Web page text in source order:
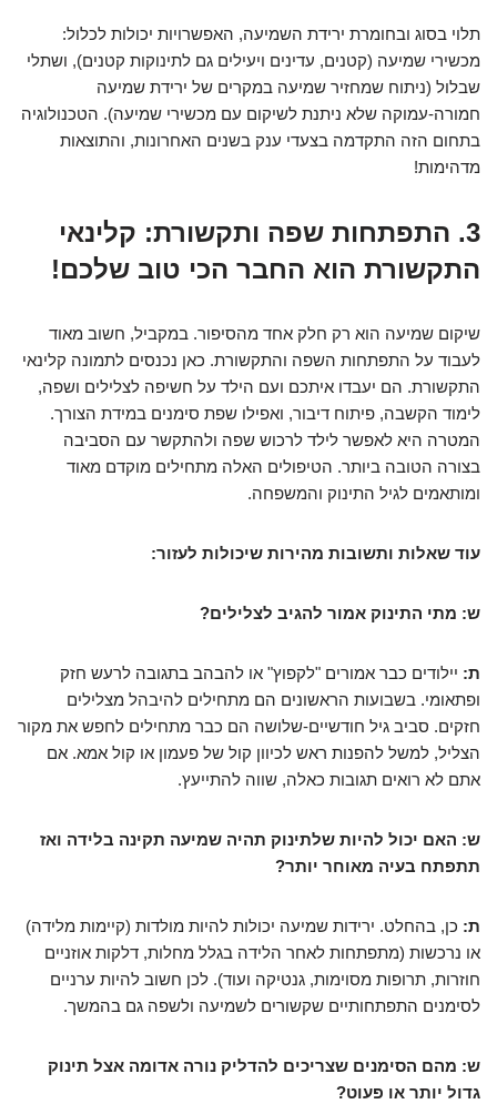
תלוי בסוג ובחומרת ירידת השמיעה, האפשרויות יכולות לכלול:
מכשירי שמיעה (קטנים, עדינים ויעילים גם לתינוקות קטנים), ושתלי
שבלול (ניתוח שמחזיר שמיעה במקרים של ירידת שמיעה
חמורה-עמוקה שלא ניתנת לשיקום עם מכשירי שמיעה). הטכנולוגיה
בתחום הזה התקדמה בצעדי ענק בשנים האחרונות, והתוצאות
מדהימות!
3. התפתחות שפה ותקשורת: קלינאי
התקשורת הוא החבר הכי טוב שלכם!
שיקום שמיעה הוא רק חלק אחד מהסיפור. במקביל, חשוב מאוד
לעבוד על התפתחות השפה והתקשורת. כאן נכנסים לתמונה קלינאי
התקשורת. הם יעבדו איתכם ועם הילד על חשיפה לצלילים ושפה,
לימוד הקשבה, פיתוח דיבור, ואפילו שפת סימנים במידת הצורך.
המטרה היא לאפשר לילד לרכוש שפה ולהתקשר עם הסביבה
בצורה הטובה ביותר. הטיפולים האלה מתחילים מוקדם מאוד
ומותאמים לגיל התינוק והמשפחה.
עוד שאלות ותשובות מהירות שיכולות לעזור:
ש: מתי התינוק אמור להגיב לצלילים?
ת: יילודים כבר אמורים "לקפוץ" או להבהב בתגובה לרעש חזק
ופתאומי. בשבועות הראשונים הם מתחילים להיבהל מצלילים
חזקים. סביב גיל חודשיים-שלושה הם כבר מתחילים לחפש את מקור
הצליל, למשל להפנות ראש לכיוון קול של פעמון או קול אמא. אם
אתם לא רואים תגובות כאלה, שווה להתייעץ.
ש: האם יכול להיות שלתינוק תהיה שמיעה תקינה בלידה ואז
תתפתח בעיה מאוחר יותר?
ת: כן, בהחלט. ירידות שמיעה יכולות להיות מולדות (קיימות מלידה)
או נרכשות (מתפתחות לאחר הלידה בגלל מחלות, דלקות אוזניים
חוזרות, תרופות מסוימות, גנטיקה ועוד). לכן חשוב להיות ערניים
לסימנים התפתחותיים שקשורים לשמיעה ולשפה גם בהמשך.
ש: מהם הסימנים שצריכים להדליק נורה אדומה אצל תינוק
גדול יותר או פעוט?